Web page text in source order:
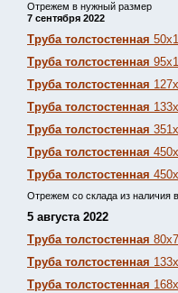
Отрежем в нужный размер
7 сентября 2022
Труба толстостенная
Труба толстостенная
Труба толстостенная
Труба толстостенная
Труба толстостенная
Труба толстостенная
Труба толстостенная
Отрежем со склада из наличия
5 августа 2022
Труба толстостенная 80х7
Труба толстостенная
Труба толстостенная